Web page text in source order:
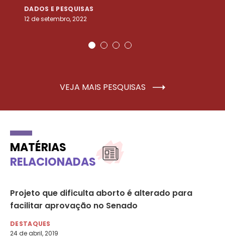
DADOS E PESQUISAS
12 de setembro, 2022
VEJA MAIS PESQUISAS
MATÉRIAS
RELACIONADAS
Projeto que dificulta aborto é alterado para
facilitar aprovação no Senado
DESTAQUES
24 de abril, 2019